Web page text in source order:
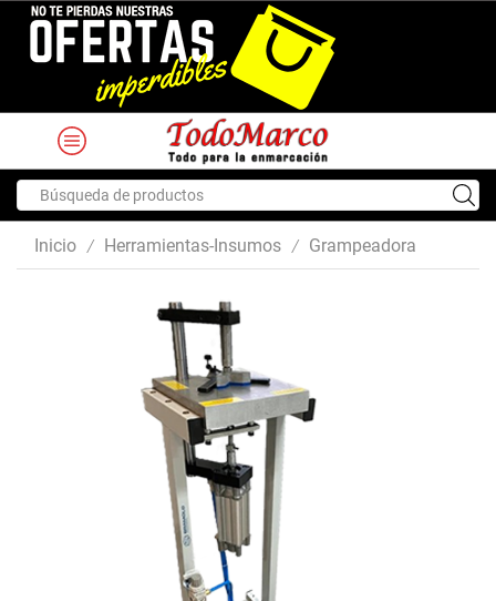
input
Inicio / Herramientas-Insumos / Grampeadora